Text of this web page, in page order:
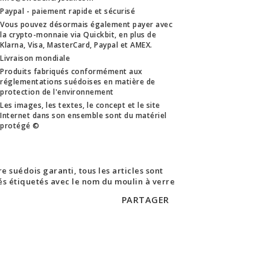
Paypal - paiement rapide et sécurisé
Vous pouvez désormais également payer avec
la crypto-monnaie via Quickbit, en plus de
Klarna, Visa, MasterCard, Paypal et AMEX.
Livraison mondiale
Produits fabriqués conformément aux
réglementations suédoises en matière de
protection de l'environnement
Les images, les textes, le concept et le site
Internet dans son ensemble sont du matériel
protégé ©
suédois garanti, tous les articles sont
étiquetés avec le nom du moulin à verre
PARTAGER